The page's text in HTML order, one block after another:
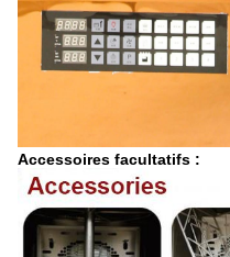
Accessoires facultatifs :